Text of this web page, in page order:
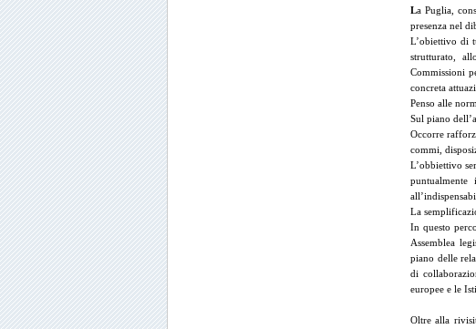
La Puglia,
presenza nel
L’obiettivo di
strutturato,
Commissioni
concreta
Penso alle
Sul piano
Occorre
commi,
L’obbiettivo
La
In questo
Assemblea
piano delle
di
europee e le
Oltre alla